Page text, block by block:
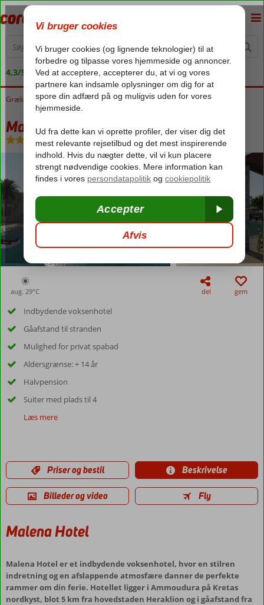
4,3/5 på Trustpilot
Forside
Grækenland Kreta Ammoudura Malena Hotel
Malena Hotel
Hotel
aug. 29°C del gem
Indbydende voksenhotel
Gåafstand til stranden
Mulighed for privat spabad
Aldersgrænse: + 14 år
Halvpension
Suiter med plads til 4
Læs mere
Priser og bestil Beskrivelse
Billeder og video Fly
Malena Hotel
Malena Hotel er et indbydende voksenhotel, hvor en stilren
indretning og en afslappende atmosfære danner de perfekte
rammer om din ferie. Hotellet ligger i Ammoudura på Kretas
nordkyst, blot 5 km fra hovedstaden Heraklion og i gåafstand fra